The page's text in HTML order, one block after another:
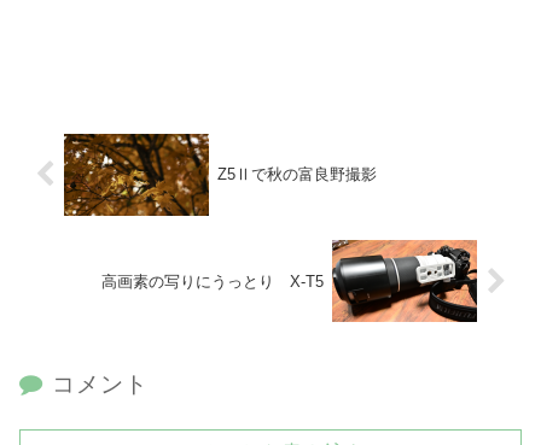
Z5Ⅱで秋の富良野撮影
高画素の写りにうっとり X-T5
コメント